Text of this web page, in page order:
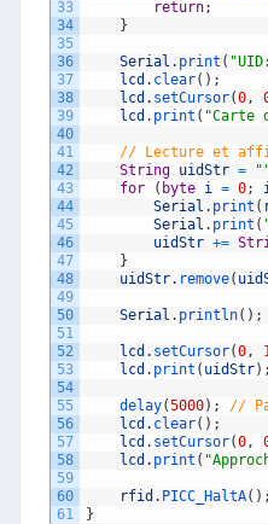
33
34
35
36
37
38
39
40
41
42
43
44
45
46
47
48
49
50
51
52
53
54
55
56
57
58
59
60
61
return;
}
Serial . print (
lcd . clear( ) ;
lcd . setCursor(0 ,
lcd . print ( "Carte
// Lecture et
String uidStr =
for
( byte i = 0; i
Serial . print (
Serial . print (
uidStr +=
}
uidStr. remove(
Serial . println( ) ;
lcd . setCursor(0 , 1
lcd . print ( uidStr) ;
delay(5000) ;
//
lcd . clear( ) ;
lcd . setCursor(0 ,
lcd . print (
rfid . PICC_HaltA( ) ;
}